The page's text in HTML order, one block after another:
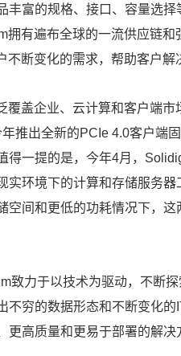
丰富的规格、接口、容量选
有遍布全球的一流供应链
断变化的需求，帮助客户解
覆盖企业、云计算和客户端
推出全新的PCIe 4.0客户端
得一提的是，今年4月，
实环境下的计算和存储服务
间和更低的功耗情况下，
致力于以技术为驱动，不断
不穷的数据形态和不断变化
更高质量和更易于部署的解决